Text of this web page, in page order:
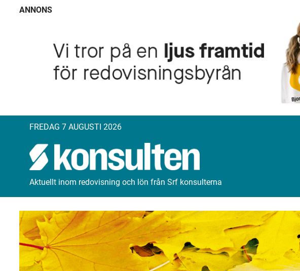
ANNONS
FREDAG 7 AUGUSTI 2026
Aktuellt inom redovisning och lön från Srf konsulterna